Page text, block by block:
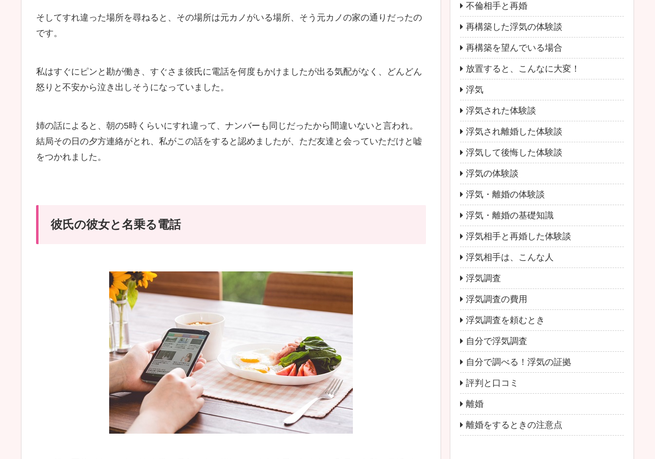
そしてすれ違った場所を尋ねると、その場所は元カノがいる場所、そう元カノの家の通りだったの
です。
私はすぐにピンと勘が働き、すぐさま彼氏に電話を何度もかけましたが出る気配がなく、どんどん
怒りと不安から泣き出しそうになっていました。
姉の話によると、朝の5時くらいにすれ違って、ナンバーも同じだったから間違いないと言われ。
結局その日の夕方連絡がとれ、私がこの話をすると認めましたが、ただ友達と会っていただけと嘘
をつかれました。
彼氏の彼女と名乗る電話
不倫相手と再婚
再構築した浮気の体験談
再構築を望んでいる場合
放置すると、こんなに大変！
浮気
浮気された体験談
浮気され離婚した体験談
浮気して後悔した体験談
浮気の体験談
浮気・離婚の体験談
浮気・離婚の基礎知識
浮気相手と再婚した体験談
浮気相手は、こんな人
浮気調査
浮気調査の費用
浮気調査を頼むとき
自分で浮気調査
自分で調べる！浮気の証拠
評判と口コミ
離婚
離婚をするときの注意点